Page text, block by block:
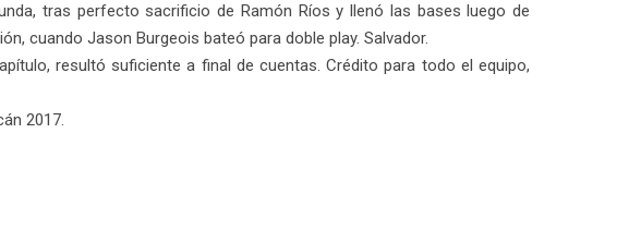
tras perfecto sacrificio de Ramón Ríos y llenó las bases luego de
cuando Jason Burgeois bateó para doble play. Salvador.
resultó suficiente a final de cuentas. Crédito para todo el equipo,
2017.